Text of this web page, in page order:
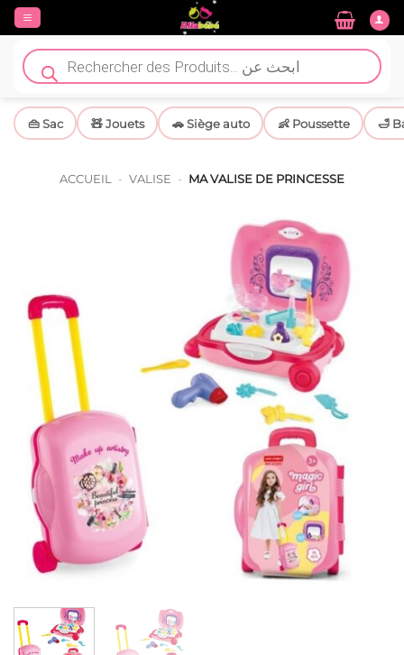
Passer
contenu
Recherche
de
produits
👜 Sac 🧸 Jouets 🚗 Siège auto 👶 Poussette 🛁
ACCUEIL - VALISE - MA VALISE DE PRINCESSE